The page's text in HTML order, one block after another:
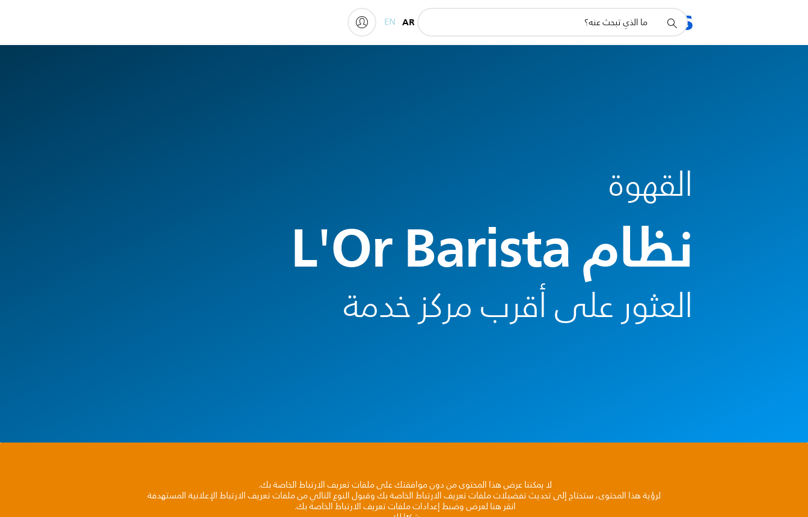
المنتجات
أيقونة
دعم
AR
EN
القهوة
نظام L'Or Barista
العثور على أقرب مركز خدمة
لا يمكننا عرض هذا المحتوى من دون موافقتك على ملفات تعريف الارتباط الخاصة بك.
لرؤية هذا المحتوى، ستحتاج إلى تحديث تفضيلات ملفات تعريف الارتباط الخاصة بك وقبول النوع التالي من ملفات تعريف الارتباط الإعلانية المستهدفة
انقر هنا لعرض وضبط إعدادات ملفات تعريف الارتباط الخاصة بك.